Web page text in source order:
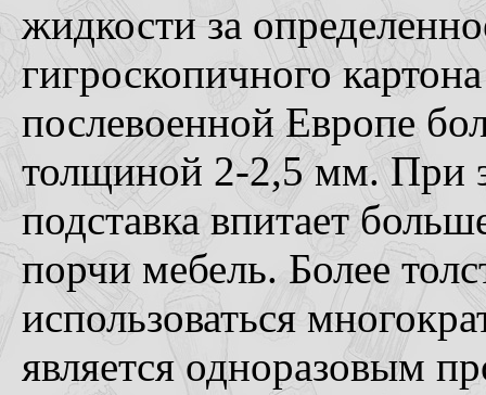
жидкости за
гигроскопичного
послевоенной Европе
толщиной 2-2,5 мм. При
подставка впитает
порчи мебель. Более
использоваться
является одноразовым